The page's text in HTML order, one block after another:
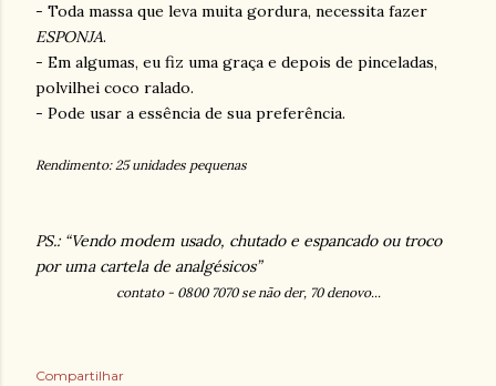
- Toda massa que leva muita gordura, necessita fazer
ESPONJA.
- Em algumas, eu fiz uma graça e depois de pinceladas,
polvilhei coco ralado.
- Pode usar a essência de sua preferência.
Rendimento: 25 unidades pequenas
PS.:“Vendo modem usado, chutado e espancado ou troco
por uma cartela de analgésicos”
contato - 0800 7070 se não der, 70 denovo...
Compartilhar